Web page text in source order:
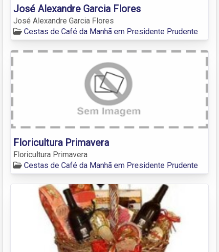
José Alexandre Garcia Flores
José Alexandre Garcia Flores
Cestas de Café da Manhã em Presidente Prudente
Floricultura Primavera
Floricultura Primavera
Cestas de Café da Manhã em Presidente Prudente